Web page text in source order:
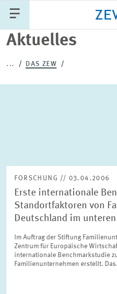
Aktuelles
... DAS ZEW
Text
Jahr
FORSCHUNG // 03.04.2006
Erste internationale
Standortfaktoren von
Deutschland im
Im Auftrag der Stiftung
Zentrum für Europäische
internationale Benchmarkstudie
Familienunternehmen erstellt.